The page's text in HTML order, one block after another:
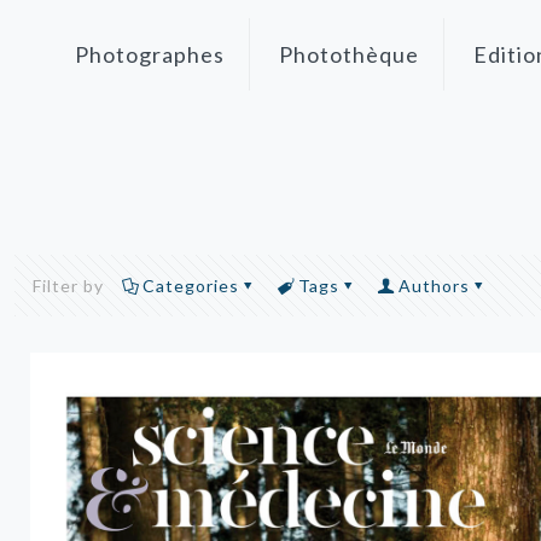
Photographes Photothèque
Filter by Categories Tags Authors